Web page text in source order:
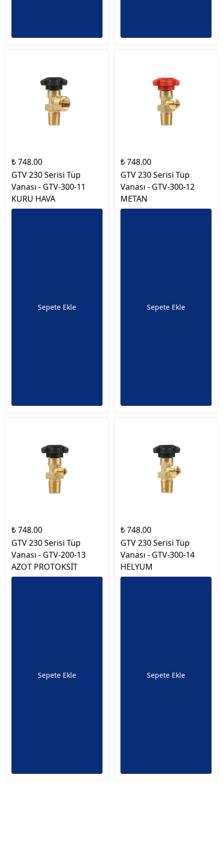
₺ 748.00
GTV 230 Serisi Tüp
Vanası - GTV-300-11
KURU HAVA
Sepete Ekle
₺ 748.00
GTV 230 Serisi Tüp
Vanası - GTV-300-12
METAN
Sepete Ekle
₺ 748.00
GTV 230 Serisi Tüp
Vanası - GTV-200-13
AZOT PROTOKSİT
Sepete Ekle
₺ 748.00
GTV 230 Serisi Tüp
Vanası - GTV-300-14
HELYUM
Sepete Ekle